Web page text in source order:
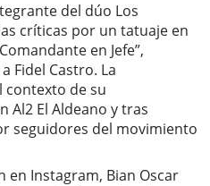
del dúo Los
críticas por un tatuaje en
en Jefe”,
Fidel Castro. La
contexto de su
Al2 El Aldeano y tras
seguidores del movimiento
en Instagram, Bian Oscar